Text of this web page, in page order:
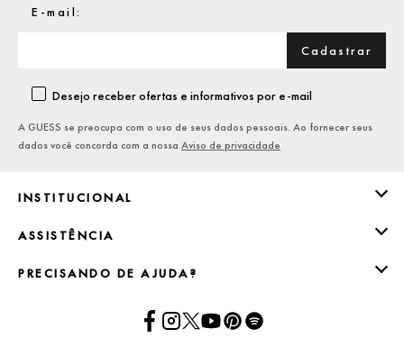
INSTITUCIONAL
ASSISTÊNCIA
PRECISANDO DE AJUDA?
Cadastrar
Desejo receber ofertas e informativos por e-mail
A GUESS se preocupa com o uso de seus dados pessoais. Ao fornecer seus
dados você concorda com a nossa Aviso de privacidade